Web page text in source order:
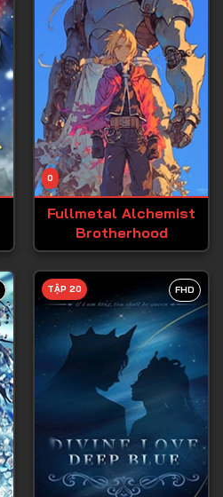
Tập 9
Tập 10
Tập 11
Tập 12
Tập 14
Tập 15
Tập 17
Tập 18
Tập 19
Tập 20
Tập 21
Tập 22
Tập 23
Tập 24
0
Fullmetal Alchemist
Brotherhood
FHD
TẬP 20